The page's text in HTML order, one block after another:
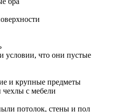
что они пустые
и крупные предметы
с мебели
потолок, стены и пол